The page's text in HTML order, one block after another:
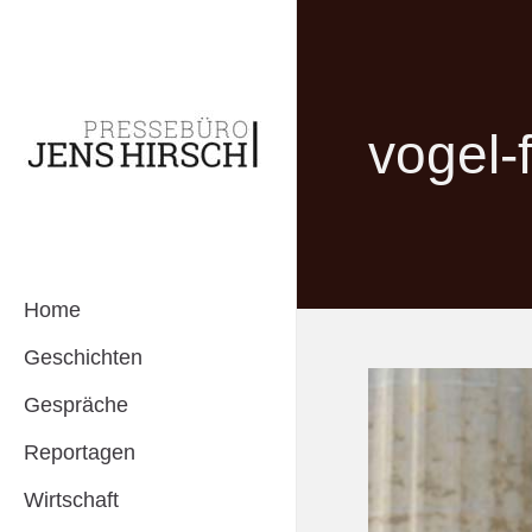
Home
Geschichten
Gespräche
Reportagen
Wirtschaft
vogel-